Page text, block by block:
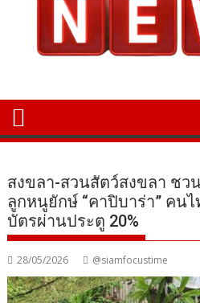
สงขลา-สวนสัตว์สงขลา ชว
ลูกหนูยักษ์ “คาปิบาร่า” คน
บัตรผ่านประตู 20%
28/05/2026 @siamfocustime